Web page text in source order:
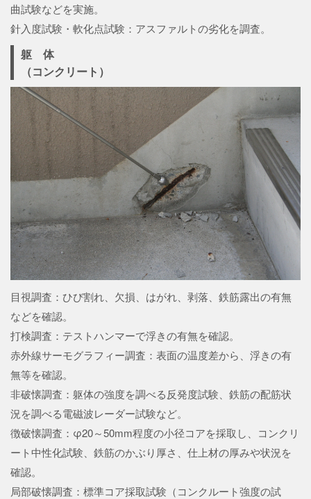
曲試験などを実施。
針入度試験・軟化点試験：アスファルトの劣化を調査。
躯 体
（コンクリート）
目視調査：ひび割れ、欠損、はがれ、剥落、鉄筋露出の有無
などを確認。
打検調査：テストハンマーで浮きの有無を確認。
赤外線サーモグラフィー調査：表面の温度差から、浮きの有
無等を確認。
非破懐調査：躯体の強度を調べる反発度試験、鉄筋の配筋状
況を調べる電磁波レーダー試験など。
徴破懐調査：φ20～50mm程度の小径コアを採取し、コンクリ
ート中性化試験、鉄筋のかぶり厚さ、仕上材の厚みや状況を
確認。
局部破懐調査：標準コア採取試験（コンクルート強度の試